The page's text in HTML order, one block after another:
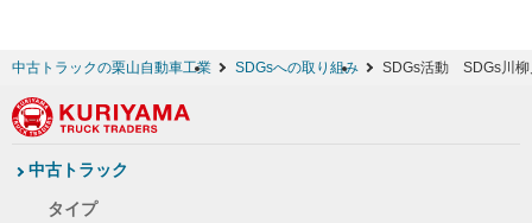
中古トラックの栗山自動車工業 SDGsへの取り組み SDGs活動 SDGs川柳
中古トラック
タイプ